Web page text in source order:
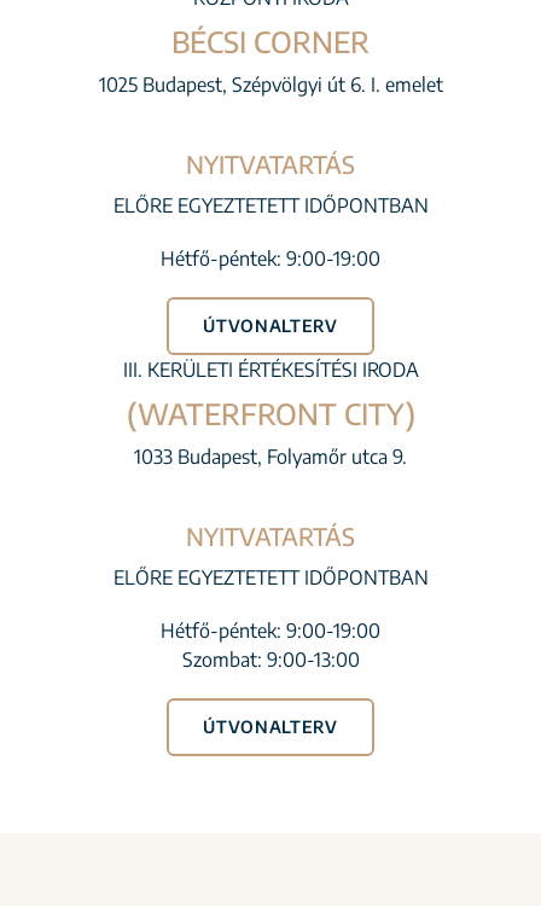
BÉCSI CORNER
1025 Budapest, Szépvölgyi út 6. I. emelet
NYITVATARTÁS
ELŐRE EGYEZTETETT IDŐPONTBAN
Hétfő-péntek: 9:00-19:00
ÚTVONALTERV
III. KERÜLETI ÉRTÉKESÍTÉSI IRODA
(WATERFRONT CITY)
1033 Budapest, Folyamőr utca 9.
NYITVATARTÁS
ELŐRE EGYEZTETETT IDŐPONTBAN
Hétfő-péntek: 9:00-19:00
Szombat: 9:00-13:00
ÚTVONALTERV